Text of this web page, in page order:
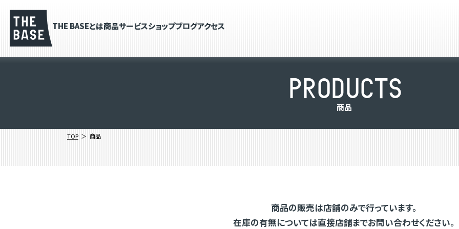
THE BASEとは商品サービスショップブログアクセス
PRODUCTS
商品
TOP 商品
商品の販売は店舗のみで行っています。
在庫の有無については直接店舗までお問い合わせください。